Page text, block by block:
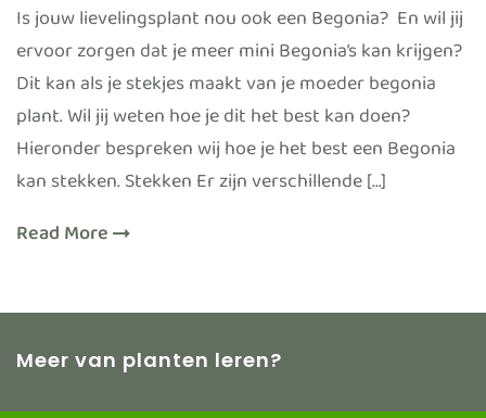
Is jouw lievelingsplant nou ook een Begonia? En wil jij
ervoor zorgen dat je meer mini Begonia’s kan krijgen?
Dit kan als je stekjes maakt van je moeder begonia
plant. Wil jij weten hoe je dit het best kan doen?
Hieronder bespreken wij hoe je het best een Begonia
kan stekken. Stekken Er zijn verschillende […]
Read More
Meer van planten leren?